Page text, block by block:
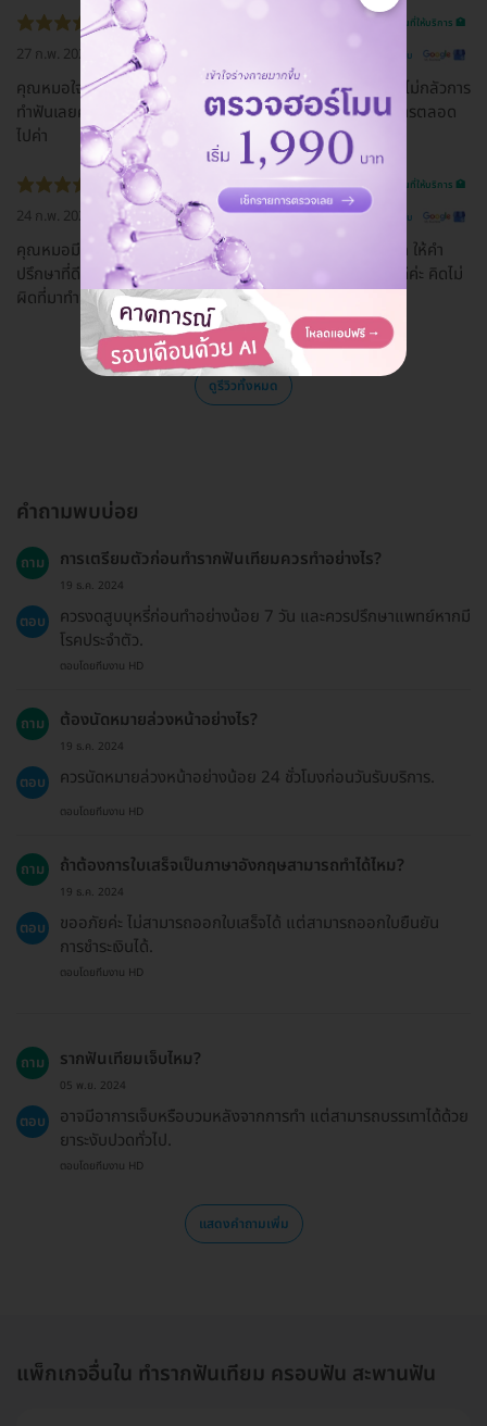
รีวิวสถานที่ให้บริการ 🏥
27 ก.พ. 2021 ดูรีวิวต้นฉบับ
คุณหมอใจดีสุดๆ ลูกไปพบหมอฟันครั้งแรก ประทับใจคุณหมอ ไม่กลัวการ
ทำฟันเลยค่ะ ร้านสะอาด พนักงานบริการดี เป็นกันเอง จะใช้บริการตลอด
ไปค่า
รีวิวสถานที่ให้บริการ 🏥
24 ก.พ. 2021 ดูรีวิวต้นฉบับ
คุณหมอมีความเชี่ยวชาญทำฟันปลอมทำออกมาสีธรรมชาติมาก ให้คำ
ปรึกษาที่ดี พูดจาสุภาพ ผู้ช่วยน่ารัก คลินิกสะอาด โดยรวมแล้วดีค่ะ คิดไม่
ผิดที่มาทำฟันคลินิกนี้ไม่แปลกที่คนไข้จะเยอะขนาดนี้
ดูรีวิวทั้งหมด
คำถามพบบ่อย
ถาม การเตรียมตัวก่อนทำรากฟันเทียมควรทำอย่างไร?
19 ธ.ค. 2024
ตอบ
ควรงดสูบบุหรี่ก่อนทำอย่างน้อย 7 วัน และควรปรึกษาแพทย์หากมี
โรคประจำตัว.
ตอบโดยทีมงาน HD
ถาม ต้องนัดหมายล่วงหน้าอย่างไร?
19 ธ.ค. 2024
ตอบ ควรนัดหมายล่วงหน้าอย่างน้อย 24 ชั่วโมงก่อนวันรับบริการ.
ตอบโดยทีมงาน HD
ถาม ถ้าต้องการใบเสร็จเป็นภาษาอังกฤษสามารถทำได้ไหม?
19 ธ.ค. 2024
ตอบ
ขออภัยค่ะ ไม่สามารถออกใบเสร็จได้ แต่สามารถออกใบยืนยัน
การชำระเงินได้.
ตอบโดยทีมงาน HD
ถาม รากฟันเทียมเจ็บไหม?
05 พ.ย. 2024
ตอบ
อาจมีอาการเจ็บหรือบวมหลังจากการทำ แต่สามารถบรรเทาได้ด้วย
ยาระงับปวดทั่วไป.
ตอบโดยทีมงาน HD
แสดงคำถามเพิ่ม
แพ็กเกจอื่นใน ทำรากฟันเทียม ครอบฟัน สะพานฟัน